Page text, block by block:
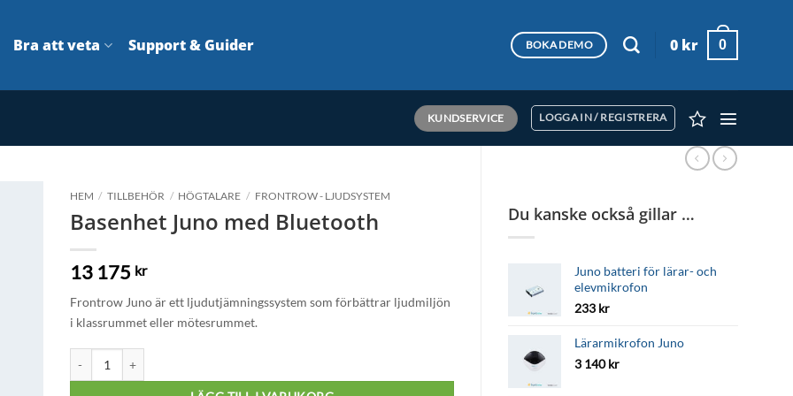
Bra att veta Support & Guider BOKA DEMO 0 kr 0
KUNDSERVICE LOGGA IN / REGISTRERA
Du kanske också gillar …
Juno batteri för lärar- och
elevmikrofon
233 kr
Lärarmikrofon Juno
3 140kr
HEM / TILLBEHÖR / HÖGTALARE / FRONTROW - LJUDSYSTEM
Basenhet Juno med Bluetooth
13 175 kr
Frontrow Juno är ett ljudutjämningssystem som förbättrar ljudmiljön
i klassrummet eller mötesrummet.